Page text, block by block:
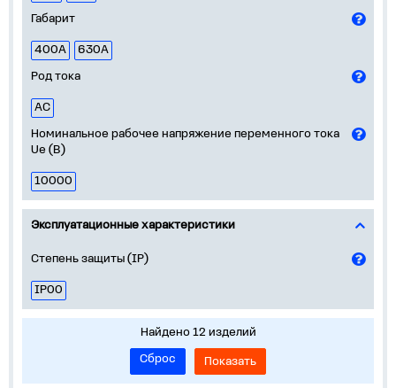
Габарит
400А
630А
Род тока
AC
Номинальное рабочее напряжение переменного тока
Ue (В)
10000
Эксплуатационные характеристики
Степень защиты (IP)
IP00
Найдено 12 изделий
Сброс
Показать